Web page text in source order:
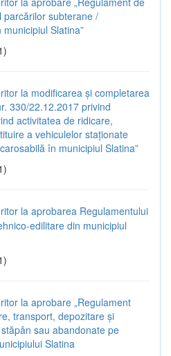
subterane /
Slatina”
la modificarea și completarea
330/22.12.2017 privind
activitatea de ridicare,
a vehiculelor staționate
în municipiul Slatina”
la aprobarea Regulamentului
edilitare din municipiul
la aprobare „Regulament
transport, depozitare și
sau abandonate pe
Slatina